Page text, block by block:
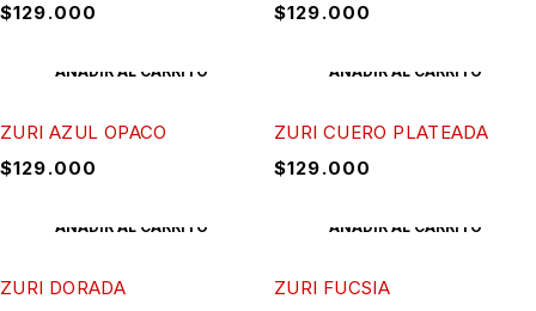
$129.000
$129.000
AÑADIR AL CARRITO
ZURI AZUL OPACO
$129.000
AÑADIR AL CARRITO
ZURI CUERO PLATEADA
$129.000
AÑADIR AL CARRITO
ZURI DORADA
AÑADIR AL CARRITO
ZURI FUCSIA